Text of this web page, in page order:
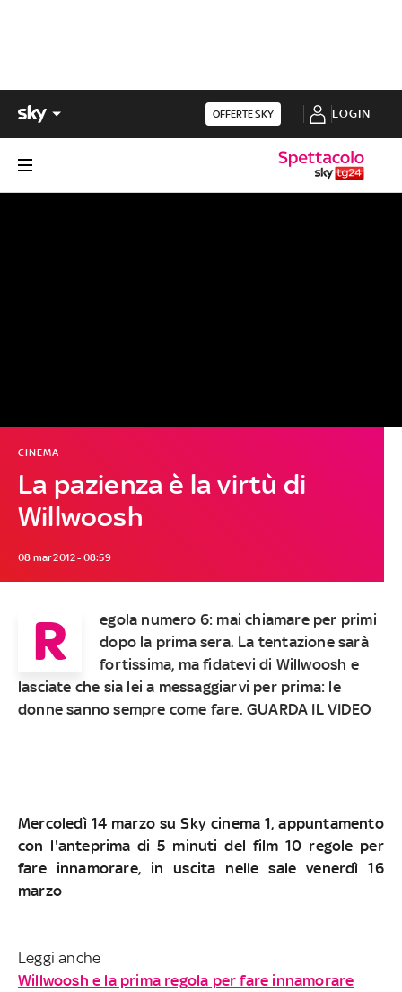
OFFERTE SKY LOGIN
La pazienza è la virtù di
Willwoosh
CINEMA
08 mar 2012 - 08:59
R
egola numero 6: mai chiamare per primi
dopo la prima sera. La tentazione sarà
fortissima, ma fidatevi di Willwoosh e
lasciate che sia lei a messaggiarvi per prima: le
donne sanno sempre come fare. GUARDA IL VIDEO
Mercoledì 14 marzo su Sky cinema 1, appuntamento
con l'anteprima di 5 minuti del film 10 regole per
fare innamorare, in uscita nelle sale venerdì 16
marzo
Leggi anche
Willwoosh e la prima regola per fare innamorare